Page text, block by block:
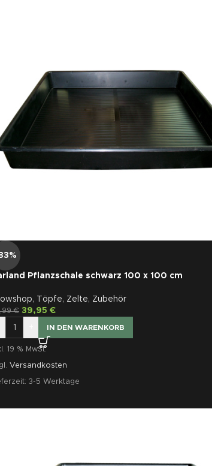
Pflanzschale schwarz 100 x 100 cm
, Töpfe, Zelte, Zubehör
€ 39,95 €
IN DEN WARENKORB
19 % MwSt.
Versandkosten
3-5 Werktage